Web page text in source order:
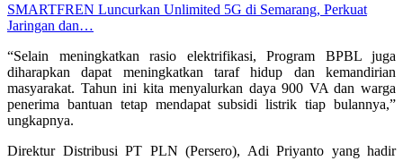
SMARTFREN Luncurkan Unlimited 5G di Semarang, Perkuat
Jaringan dan…
“Selain meningkatkan rasio elektrifikasi, Program BPBL juga
diharapkan dapat meningkatkan taraf hidup dan kemandirian
masyarakat. Tahun ini kita menyalurkan daya 900 VA dan warga
penerima bantuan tetap mendapat subsidi listrik tiap bulannya,”
ungkapnya.
Direktur Distribusi PT PLN (Persero), Adi Priyanto yang hadir